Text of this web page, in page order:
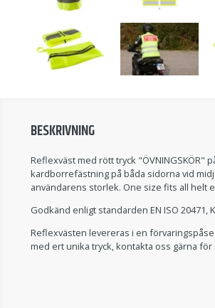
BESKRIVNING
Reflexväst med rött tryck "ÖVNINGSKÖR"
kardborrefästning på båda sidorna vid
användarens storlek. One size fits all helt
Godkänd enligt standarden EN ISO 20471,
Reflexvästen levereras i en
med ert unika tryck, kontakta oss gärna